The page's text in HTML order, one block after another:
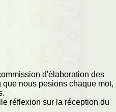
d'élaboration des
nous pesions chaque mot,
réflexion sur la réception du